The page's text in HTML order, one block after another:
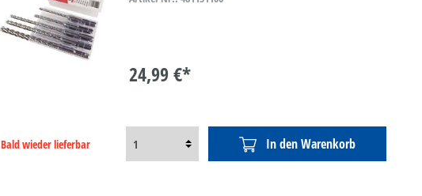
24,99 €*
Bald wieder lieferbar In den Warenkorb